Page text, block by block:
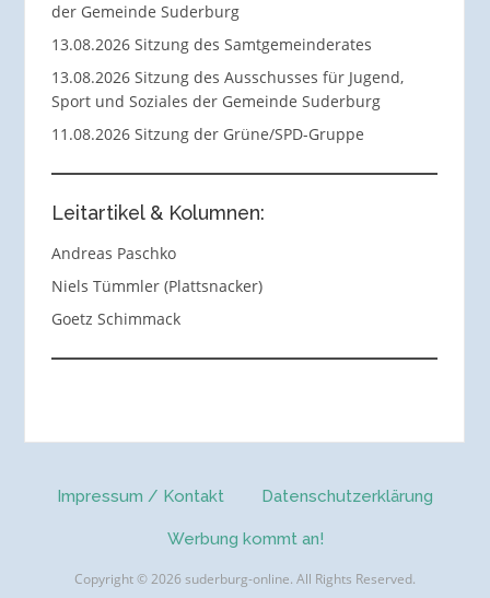
der Gemeinde Suderburg
13.08.2026 Sitzung des Samtgemeinderates
13.08.2026 Sitzung des Ausschusses für Jugend,
Sport und Soziales der Gemeinde Suderburg
11.08.2026 Sitzung der Grüne/SPD-Gruppe
Leitartikel & Kolumnen:
Andreas Paschko
Niels Tümmler (Plattsnacker)
Goetz Schimmack
Impressum / Kontakt Datenschutzerklärung
Werbung kommt an!
Copyright © 2026 suderburg-online. All Rights Reserved.